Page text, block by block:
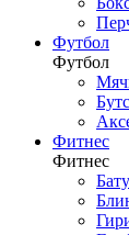
Футбол
Футбол
Фитнес
Фитнес